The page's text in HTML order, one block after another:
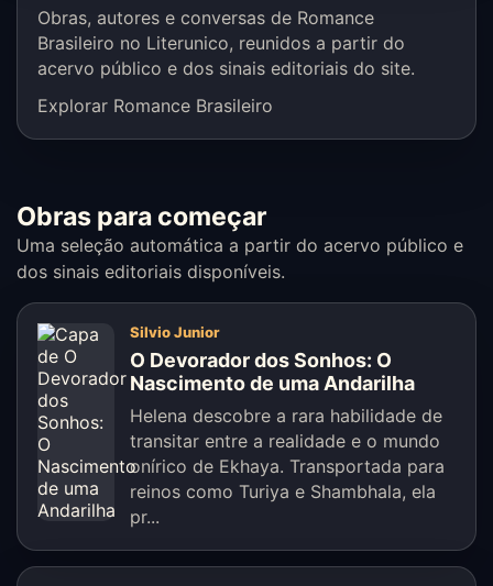
Obras, autores e conversas de Romance
Brasileiro no Literunico, reunidos a partir do
acervo público e dos sinais editoriais do site.
Explorar Romance Brasileiro
Obras para começar
Uma seleção automática a partir do acervo público e
dos sinais editoriais disponíveis.
Silvio Junior
O Devorador dos Sonhos: O
Nascimento de uma Andarilha
Helena descobre a rara habilidade de
transitar entre a realidade e o mundo
onírico de Ekhaya. Transportada para
reinos como Turiya e Shambhala, ela
pr...